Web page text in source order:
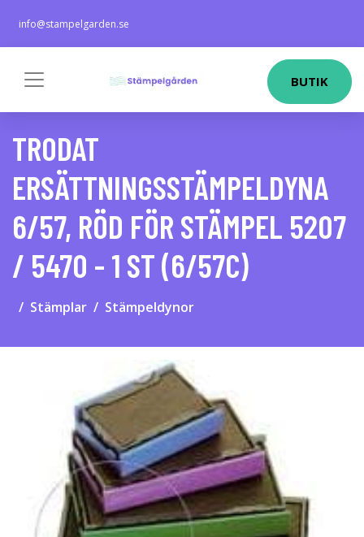
info@stampelgarden.se
BUTIK
TRODAT
ERSÄTTNINGSSTÄMPELDYNA
6/57, RÖD FÖR STÄMPEL 5207
/ 5470 - 1 ST (6/57C)
Stämplar Stämpeldynor